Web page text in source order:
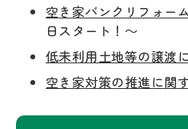
空き家バンクリフォー
日スタート！～
低未利用土地等の譲渡
空き家対策の推進に関